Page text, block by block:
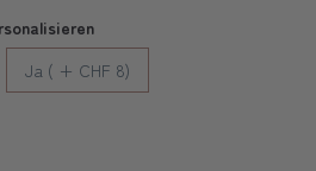
Ja ( + CHF 8)